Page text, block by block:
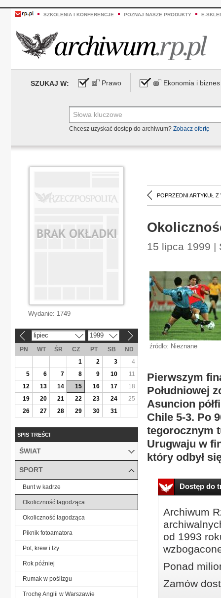
SZKOLENIA I KONFERENCJE POZNAJ NASZE PRODUKTY E-
SZUKAJ W: Prawo Ekonomia i biznes
Chcesz uzyskać dostęp do archiwum? Zobacz ofertę
POPRZEDNI ARTYKUŁ Z
15 lipca 1999 |
źródło: Nieznane
Pierwszym
Południowej
Asuncion
Chile 5-3. Po
tegorocznym
Urugwaju w
który odbył
Dostęp do
Archiwum
od 1993
Ponad
Zamów
Wydanie: 1749
lipiec 1999
PN WT ŚR CZ PT SB
ND
1
2 3
4
5
6 7 8 9 10
11
12
13 14 15 16 17
18
19
20 21 22 23 24
25
26
27 28 29 30 31
SPIS TREŚCI
ŚWIAT
SPORT
Bunt w kadrze
Okoliczność łagodząca
Okoliczność łagodząca
Piknik fotoamatora
Pot, krew i łzy
Rok później
Rumak w poślizgu
Trochę Anglii w Warszawie